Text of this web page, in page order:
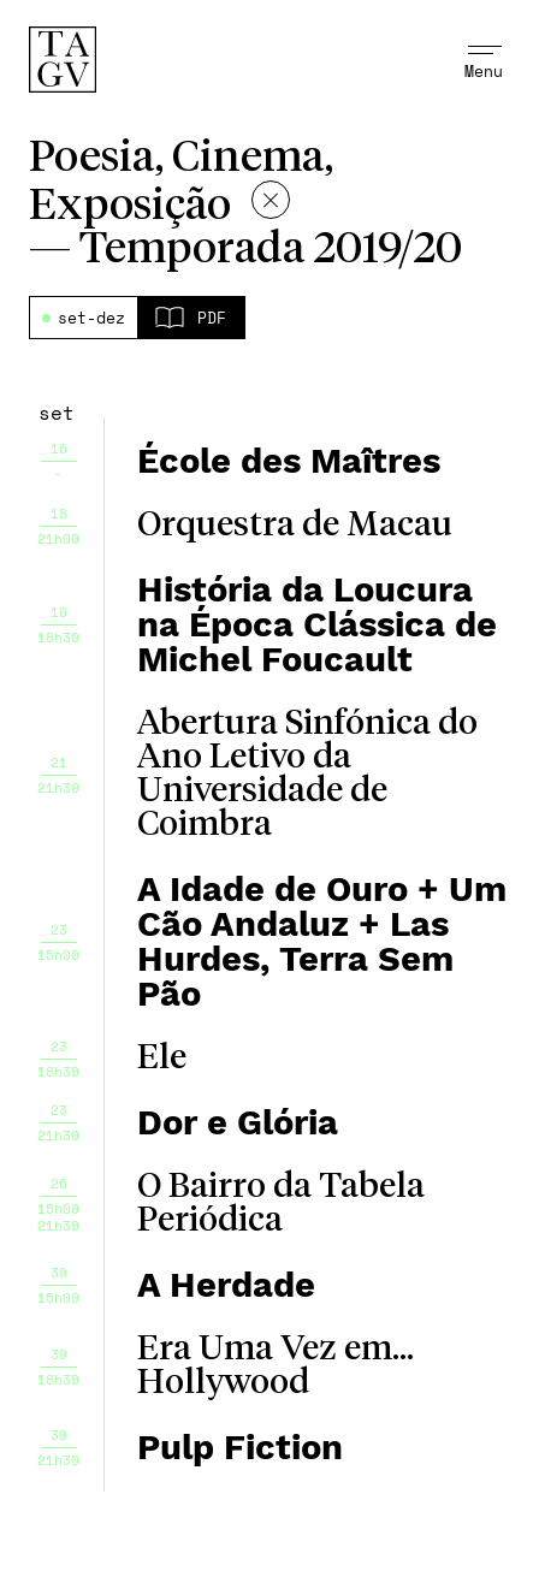
Menu
Poesia, Cinema,
Exposição
— Temporada 2019/20
set-dez PDF
set
16
-
École des Maîtres
18
21h00
Orquestra de Macau
19
18h30
História da Loucura
na Época Clássica de
Michel Foucault
21
21h30
Abertura Sinfónica do
Ano Letivo da
Universidade de
Coimbra
23
15h00
A Idade de Ouro + Um
Cão Andaluz + Las
Hurdes, Terra Sem
Pão
23
18h30
Ele
23
21h30
Dor e Glória
26
15h00
21h30
O Bairro da Tabela
Periódica
30
15h00
A Herdade
30
18h30
Era Uma Vez em...
Hollywood
30
21h30
Pulp Fiction